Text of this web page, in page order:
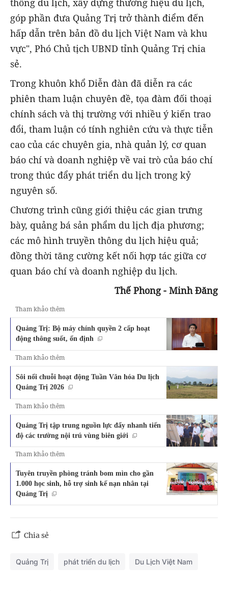
góp phần đưa Quảng Trị trở thành điểm đến
hấp dẫn trên bản đồ du lịch Việt Nam và khu
vực", Phó Chủ tịch UBND tỉnh Quảng Trị chia
sẻ.
Trong khuôn khổ Diễn đàn đã diễn ra các
phiên tham luận chuyên đề, tọa đàm đối thoại
chính sách và thị trường với nhiều ý kiến trao
đổi, tham luận có tính nghiên cứu và thực tiễn
cao của các chuyên gia, nhà quản lý, cơ quan
báo chí và doanh nghiệp về vai trò của báo chí
trong thúc đẩy phát triển du lịch trong kỷ
nguyên số.
Chương trình cũng giới thiệu các gian trưng
bày, quảng bá sản phẩm du lịch địa phương;
các mô hình truyền thông du lịch hiệu quả;
đồng thời tăng cường kết nối hợp tác giữa cơ
quan báo chí và doanh nghiệp du lịch.
Thế Phong - Minh Đăng
Tham khảo thêm
Quảng Trị: Bộ máy chính quyền 2 cấp hoạt
động thông suốt, ổn định
Tham khảo thêm
Sôi nổi chuỗi hoạt động Tuần Văn hóa Du lịch
Quảng Trị 2026
Tham khảo thêm
Quảng Trị tập trung nguồn lực đẩy nhanh tiến
độ các trường nội trú vùng biên giới
Tham khảo thêm
Tuyên truyền phòng tránh bom mìn cho gần
1.000 học sinh, hỗ trợ sinh kế nạn nhân tại
Quảng Trị
Chia sẻ
Quảng Trị phát triển du lịch Du Lịch Việt Nam